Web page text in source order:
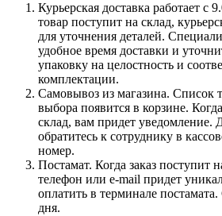
Курьерская доставка работает с
товар поступит на склад,
для уточнения деталей.
удобное время доставки и
упаковку на целостность и
комплектации.
Самовывоз из магазина. Список
выбора появится в корзине.
склад, вам придет уведомление.
обратитесь к сотруднику в
номер.
Постамат. Когда заказ поступит
телефон или e-mail придет
оплатить в терминале
дня.